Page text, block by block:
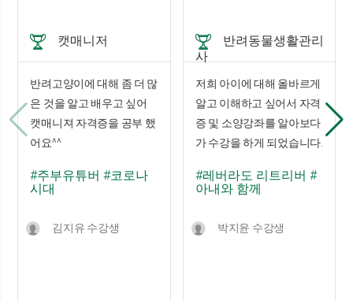
캣매니저
반려고양이에 대해 좀 더 많
은 것을 알고 배우고 싶어
캣매니져 자격증을 공부 했
어요^^
#주부유튜버 #코로나
시대
김지유 수강생
반려동물생활관리
사
저희 아이에 대해 올바르게
알고 이해하고 싶어서 자격
증 및 소양강좌를 알아보다
가 수강을 하게 되었습니다.
#레버라도 리트리버 #
아내와 함께
박지윤 수강생